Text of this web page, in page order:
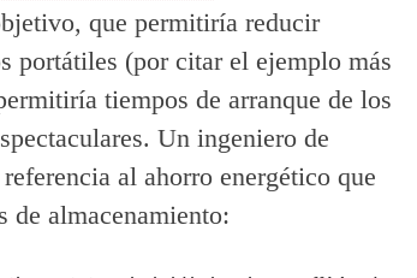
que permitiría reducir
portátiles (por citar el ejemplo más
tiempos de arranque de los
Un ingeniero de
al ahorro energético que
de almacenamiento: